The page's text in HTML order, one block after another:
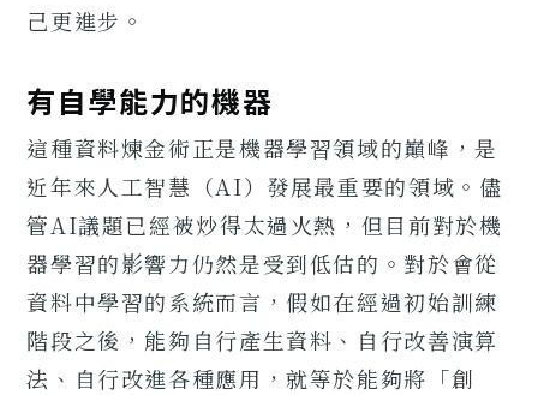
己更進步。
有自學能力的機器
這種資料煉金術正是機器學習領域的巔峰，是
近年來人工智慧（AI）發展最重要的領域。儘
管AI議題已經被炒得太過火熱，但目前對於機
器學習的影響力仍然是受到低估的。對於會從
資料中學習的系統而言，假如在經過初始訓練
階段之後，能夠自行產生資料、自行改善演算
法、自行改進各種應用，就等於能夠將「創